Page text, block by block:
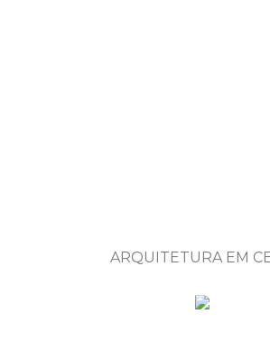
ARQUITETURA EM